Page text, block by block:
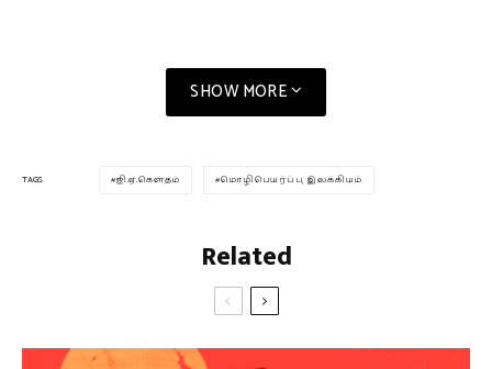
SHOW MORE
TAGS ஜி.ஏ.கெளதம் மொழிபெயர்ப்பு இலக்கியம்
Related